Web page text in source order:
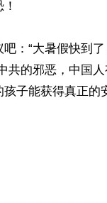
：“大暑假快到
共的邪恶，中国
子能获得真正的